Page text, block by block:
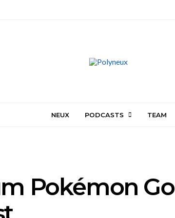
NEUX PODCASTS TEAM
Pokémon Go